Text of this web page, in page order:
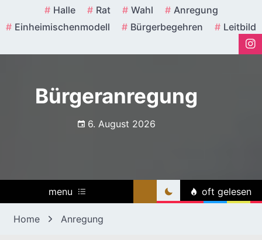
to
Halle Rat Wahl
Anregung
Einheimischenmodell
Bürgerbegehren Leitbild
Bürgeranregung
6. August 2026
menu oft gelesen
Home Anregung